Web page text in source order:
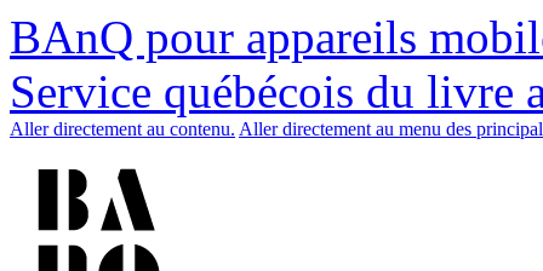
BAnQ pour appareils
Service québécois du livre
Aller directement au contenu. Aller directement au menu des